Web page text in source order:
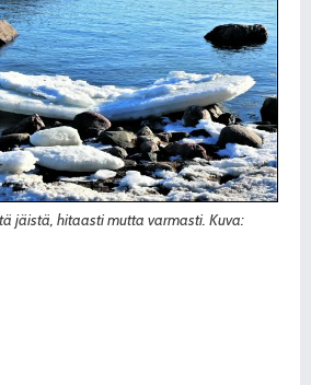
jäistä, hitaasti mutta varmasti. Kuva: